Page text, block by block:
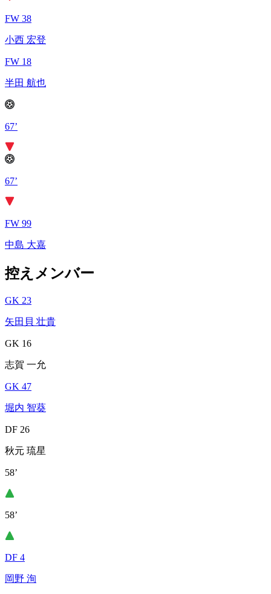
FW 38
小西 宏登
FW 18
半田 航也
67’
67’
FW 99
中島 大嘉
控えメンバー
GK 23
矢田貝 壮貴
GK 16
志賀 一允
GK 47
堀内 智葵
DF 26
秋元 琉星
58’
58’
DF 4
岡野 洵